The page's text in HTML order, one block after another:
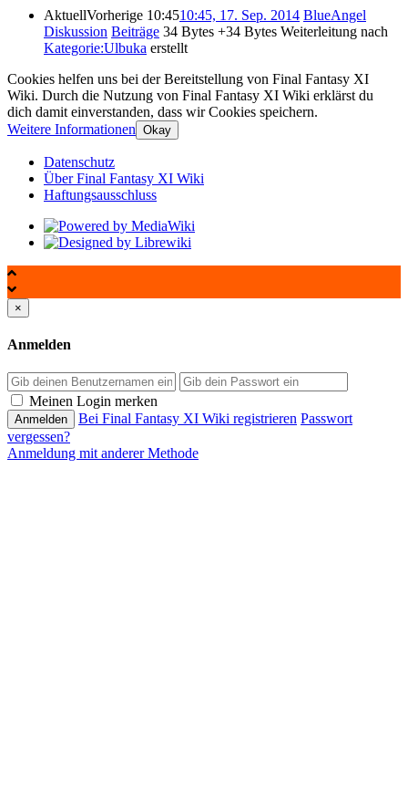
AktuellVorherige 10:4510:45, 17. Sep. 2014 BlueAngel
Diskussion Beiträge 34 Bytes +34 Bytes Weiterleitung nach
Kategorie:Ulbuka erstellt
Cookies helfen uns bei der Bereitstellung von Final Fantasy XI
Wiki. Durch die Nutzung von Final Fantasy XI Wiki erklärst du
dich damit einverstanden, dass wir Cookies speichern.
Weitere Informationen Okay
Datenschutz
Über Final Fantasy XI Wiki
Haftungsausschluss
×
Anmelden
Passwort
Meinen Login merken
Bei Final Fantasy XI Wiki registrieren Passwort
vergessen?
Anmeldung mit anderer Methode